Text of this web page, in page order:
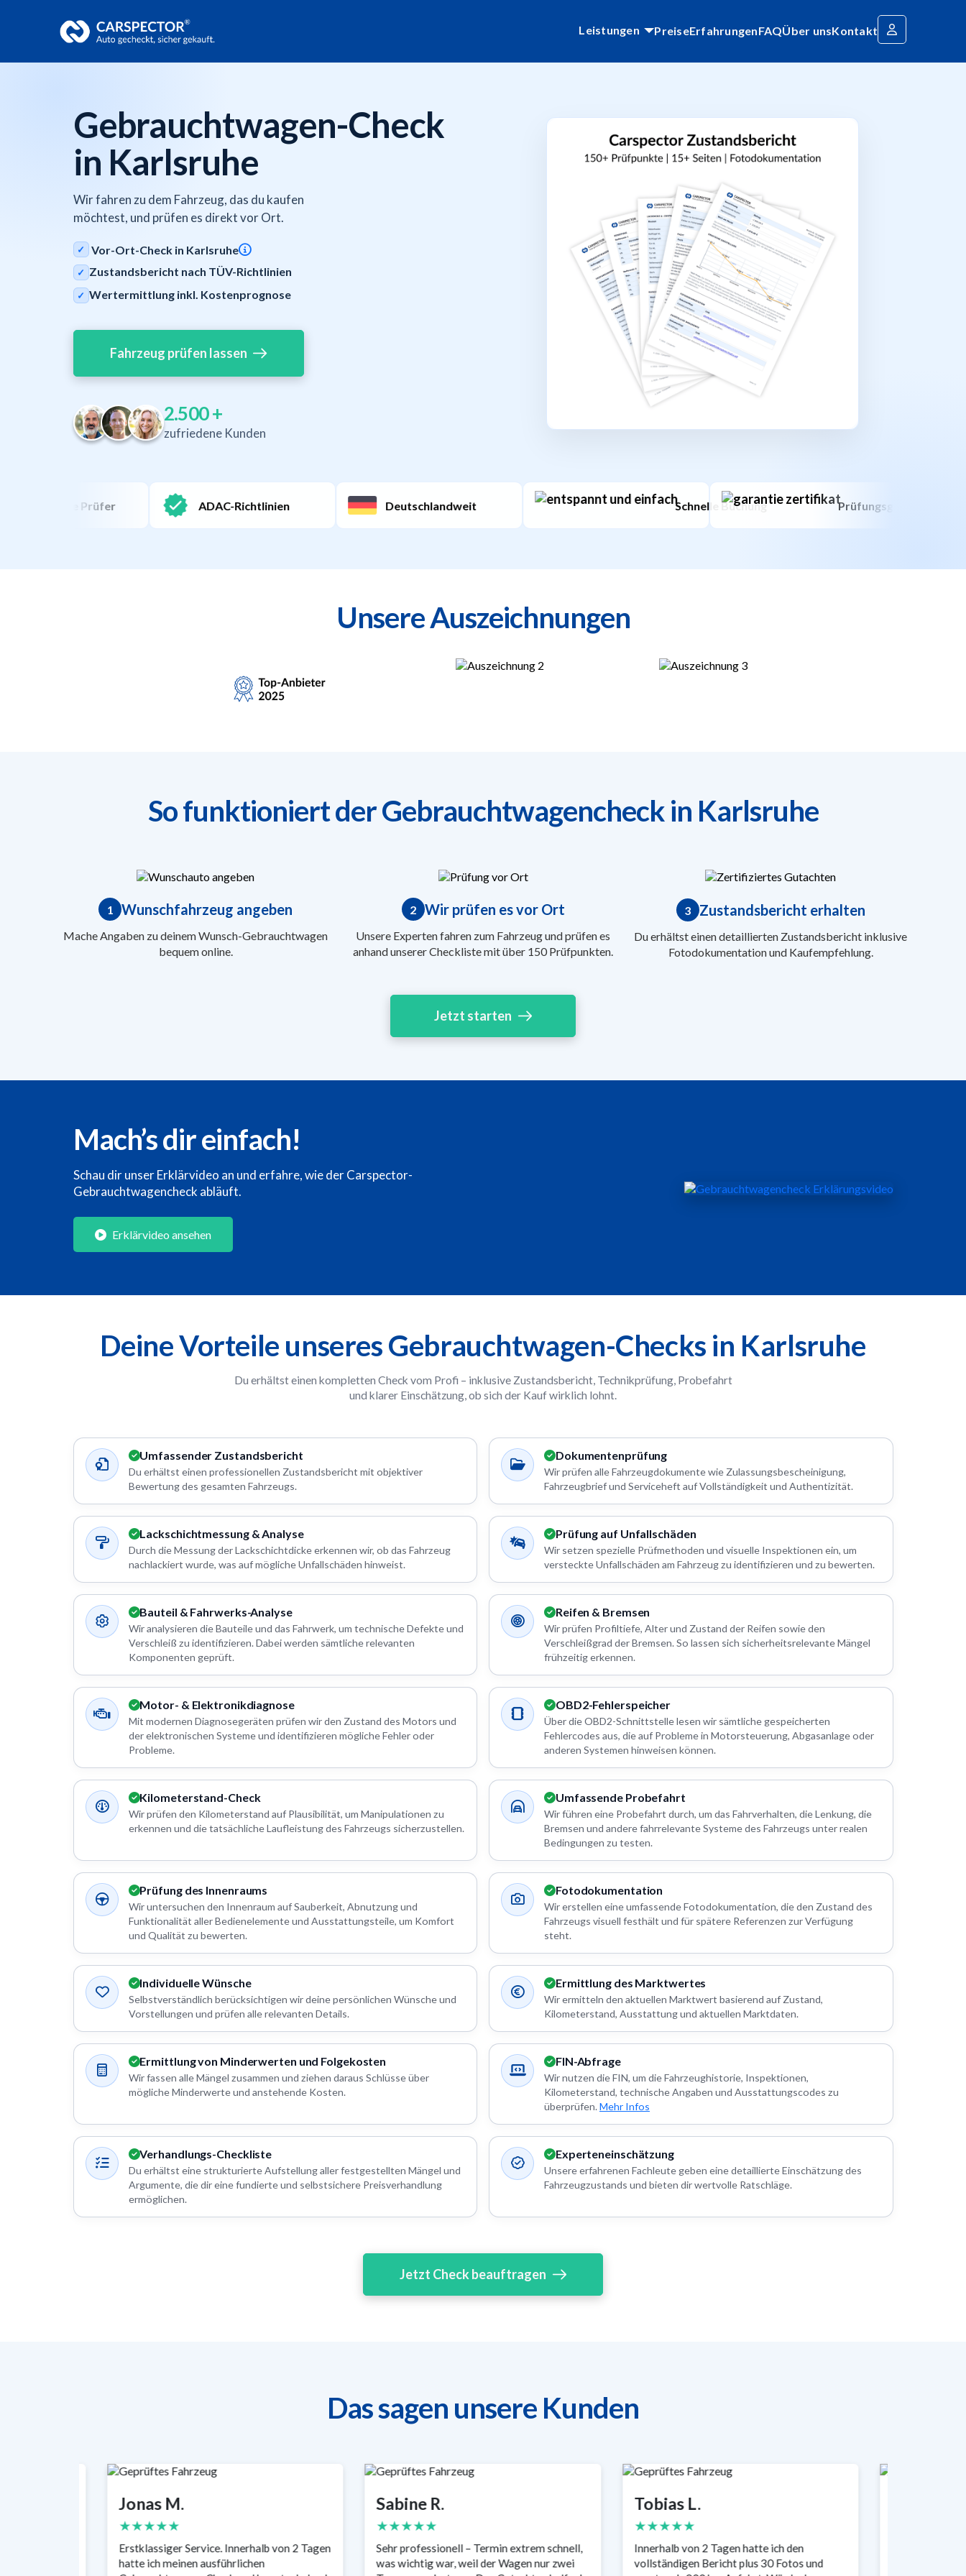
Leistungen PreiseErfahrungenFAQÜber unsKontakt
Gebrauchtwagen-Check
in Karlsruhe
Wir fahren zu dem Fahrzeug, das du kaufen
möchtest, und prüfen es direkt vor Ort.
✓ Vor-Ort-Check in Karlsruhe
✓ Zustandsbericht nach TÜV-Richtlinien
✓ Wertermittlung inkl. Kostenprognose
Fahrzeug prüfen lassen
2.500+
zufriedene Kunden
ADAC-Richtlinien Deutschlandweit Schnelle Buchung Prüfungsgarantie
Unsere Auszeichnungen
So funktioniert der Gebrauchtwagencheck in Karlsruhe
1 Wunschfahrzeug angeben
Mache Angaben zu deinem Wunsch-Gebrauchtwagen
bequem online.
2 Wir prüfen es vor Ort
Unsere Experten fahren zum Fahrzeug und prüfen es
anhand unserer Checkliste mit über 150 Prüfpunkten.
3 Zustandsbericht erhalten
Du erhältst einen detaillierten Zustandsbericht inklusive
Fotodokumentation und Kaufempfehlung.
Jetzt starten
Mach’s dir einfach!
Schau dir unser Erklärvideo an und erfahre, wie der Carspector-
Gebrauchtwagencheck abläuft.
Erklärvideo ansehen
Deine Vorteile unseres Gebrauchtwagen-Checks in Karlsruhe
Du erhältst einen kompletten Check vom Profi – inklusive Zustandsbericht, Technikprüfung, Probefahrt
und klarer Einschätzung, ob sich der Kauf wirklich lohnt.
Umfassender Zustandsbericht
Du erhältst einen professionellen Zustandsbericht mit objektiver
Bewertung des gesamten Fahrzeugs.
Dokumentenprüfung
Wir prüfen alle Fahrzeugdokumente wie Zulassungsbescheinigung,
Fahrzeugbrief und Serviceheft auf Vollständigkeit und Authentizität.
Lackschichtmessung & Analyse
Durch die Messung der Lackschichtdicke erkennen wir, ob das Fahrzeug
nachlackiert wurde, was auf mögliche Unfallschäden hinweist.
Prüfung auf Unfallschäden
Wir setzen spezielle Prüfmethoden und visuelle Inspektionen ein, um
versteckte Unfallschäden am Fahrzeug zu identifizieren und zu bewerten.
Bauteil & Fahrwerks-Analyse
Wir analysieren die Bauteile und das Fahrwerk, um technische Defekte und
Verschleiß zu identifizieren. Dabei werden sämtliche relevanten
Komponenten geprüft.
Reifen & Bremsen
Wir prüfen Profiltiefe, Alter und Zustand der Reifen sowie den
Verschleißgrad der Bremsen. So lassen sich sicherheitsrelevante Mängel
frühzeitig erkennen.
Motor- & Elektronikdiagnose
Mit modernen Diagnosegeräten prüfen wir den Zustand des Motors und
der elektronischen Systeme und identifizieren mögliche Fehler oder
Probleme.
OBD2-Fehlerspeicher
Über die OBD2-Schnittstelle lesen wir sämtliche gespeicherten
Fehlercodes aus, die auf Probleme in Motorsteuerung, Abgasanlage oder
anderen Systemen hinweisen können.
Kilometerstand-Check
Wir prüfen den Kilometerstand auf Plausibilität, um Manipulationen zu
erkennen und die tatsächliche Laufleistung des Fahrzeugs sicherzustellen.
Umfassende Probefahrt
Wir führen eine Probefahrt durch, um das Fahrverhalten, die Lenkung, die
Bremsen und andere fahrrelevante Systeme des Fahrzeugs unter realen
Bedingungen zu testen.
Prüfung des Innenraums
Wir untersuchen den Innenraum auf Sauberkeit, Abnutzung und
Funktionalität aller Bedienelemente und Ausstattungsteile, um Komfort
und Qualität zu bewerten.
Fotodokumentation
Wir erstellen eine umfassende Fotodokumentation, die den Zustand des
Fahrzeugs visuell festhält und für spätere Referenzen zur Verfügung
steht.
Individuelle Wünsche
Selbstverständlich berücksichtigen wir deine persönlichen Wünsche und
Vorstellungen und prüfen alle relevanten Details.
Ermittlung des Marktwertes
Wir ermitteln den aktuellen Marktwert basierend auf Zustand,
Kilometerstand, Ausstattung und aktuellen Marktdaten.
Ermittlung von Minderwerten und Folgekosten
Wir fassen alle Mängel zusammen und ziehen daraus Schlüsse über
mögliche Minderwerte und anstehende Kosten.
FIN-Abfrage
Wir nutzen die FIN, um die Fahrzeughistorie, Inspektionen,
Kilometerstand, technische Angaben und Ausstattungscodes zu
überprüfen.Mehr Infos
Verhandlungs-Checkliste
Du erhältst eine strukturierte Aufstellung aller festgestellten Mängel und
Argumente, die dir eine fundierte und selbstsichere Preisverhandlung
ermöglichen.
Experteneinschätzung
Unsere erfahrenen Fachleute geben eine detaillierte Einschätzung des
Fahrzeugzustands und bieten dir wertvolle Ratschläge.
Jetzt Check beauftragen
Das sagen unsere Kunden
Jonas M.
★★★★★
Erstklassiger Service. Innerhalb von 2 Tagen
hatte ich meinen ausführlichen
Sabine R.
★★★★★
Sehr professionell – Termin extrem schnell,
was wichtig war, weil der Wagen nur zwei
Tobias L.
★★★★★
Innerhalb von 2 Tagen hatte ich den
vollständigen Bericht plus 30 Fotos und